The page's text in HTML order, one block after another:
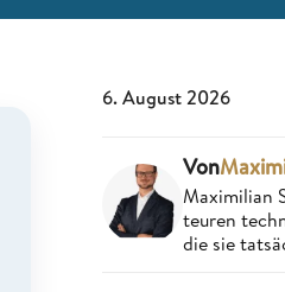
6. August 2026
Von
Maximilian
teuren
die sie